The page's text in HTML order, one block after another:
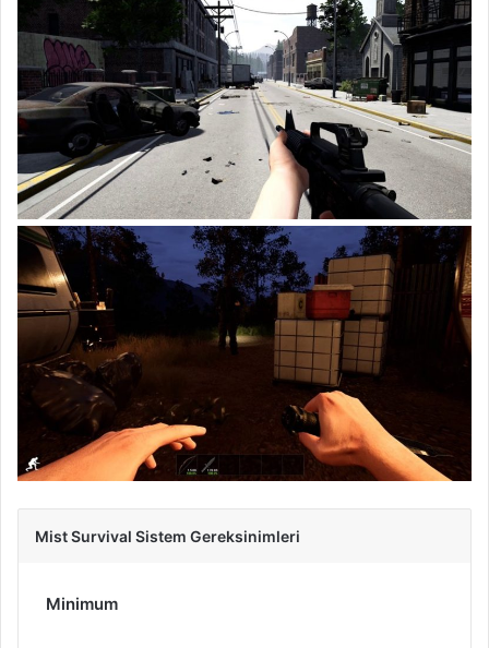
Mist Survival Sistem Gereksinimleri
Minimum